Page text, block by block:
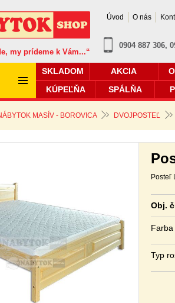
my prídeme k Vám...“
0904 887 306,
MASÍV - BOROVICA DVOJPOSTEĽ
Posteľ
Obj.
Farba
Typ
SKLADOM AKCIA
KÚPEĽŇA
SPÁLŇA
Úvod O nás